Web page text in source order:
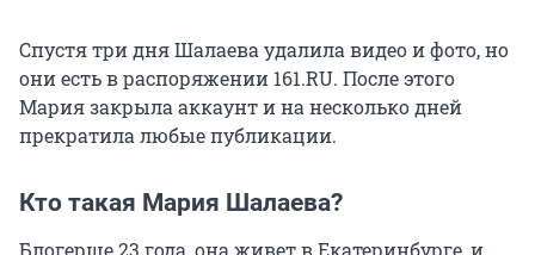
Спустя три дня Шалаева удалила видео и фото, но
они есть в распоряжении 161.RU. После этого
Мария закрыла аккаунт и на несколько дней
прекратила любые публикации.
Кто такая Мария Шалаева?
Блогерше 23 года, она живет в Екатеринбурге, и